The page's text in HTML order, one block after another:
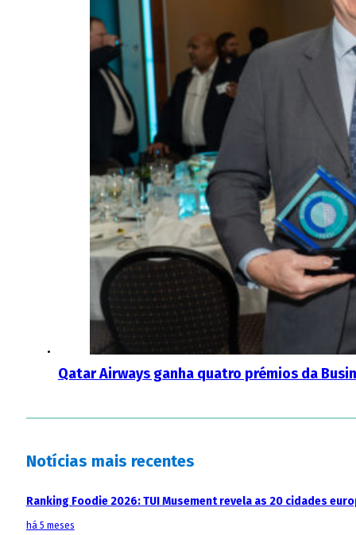
Qatar Airways ganha quatro prémios da
Notícias mais recentes
Ranking Foodie 2026: TUI Musement revela as 20 cidades
há 5 meses